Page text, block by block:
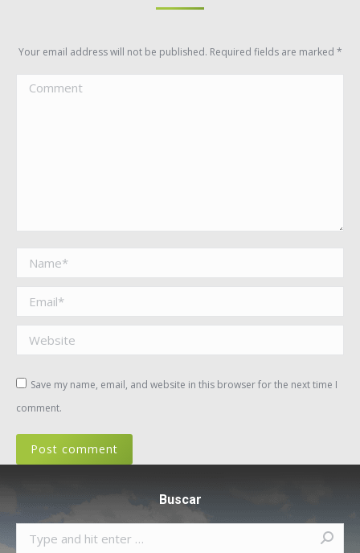
Your email address will not be published. Required fields are marked *
Comment
Name *
Email *
Website
Save my name, email, and website in this browser for the next time I
comment.
Post comment
Buscar
Search: